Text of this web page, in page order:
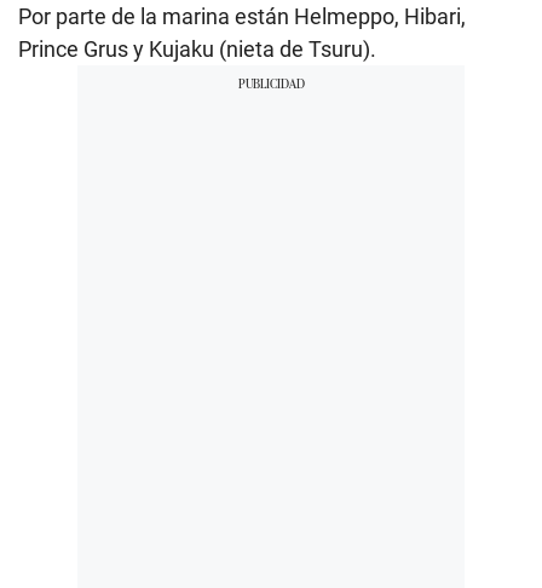
Por parte de la marina están Helmeppo, Hibari,
Prince Grus y Kujaku (nieta de Tsuru).